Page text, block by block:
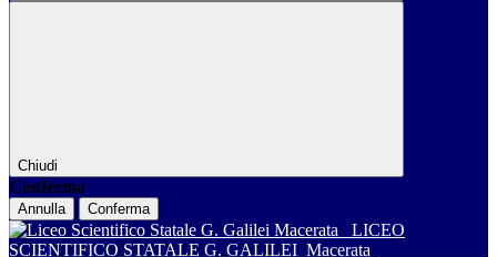
Chiudi
Conferma
Annulla Conferma
LICEO
SCIENTIFICO STATALE G. GALILEI Macerata